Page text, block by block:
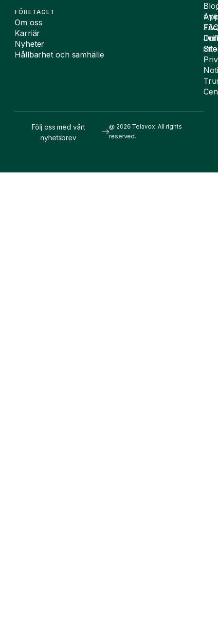
FÖRETAGET
Om oss
Karriär
Nyheter
Hållbarhet och samhälle
@ 2026 Telavox. All rights
reserved.
Följ oss med vårt
nyhetsbrev